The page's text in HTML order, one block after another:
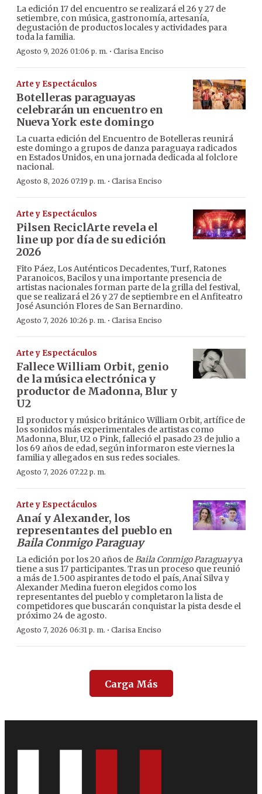
La edición 17 del encuentro se realizará el 26 y 27 de
setiembre, con música, gastronomía, artesanía,
degustación de productos locales y actividades para
toda la familia.
Agosto 9, 2026 01:06 p. m. · Clarisa Enciso
Arte y Espectáculos
Botelleras paraguayas
celebrarán un encuentro en
Nueva York este domingo
La cuarta edición del Encuentro de Botelleras reunirá
este domingo a grupos de danza paraguaya radicados
en Estados Unidos, en una jornada dedicada al folclore
nacional.
Agosto 8, 2026 07:19 p. m. · Clarisa Enciso
Arte y Espectáculos
Pilsen ReciclArte revela el
line up por día de su edición
2026
Fito Páez, Los Auténticos Decadentes, Turf, Ratones
Paranoicos, Bacilos y una importante presencia de
artistas nacionales forman parte de la grilla del festival,
que se realizará el 26 y 27 de septiembre en el Anfiteatro
José Asunción Flores de San Bernardino.
Agosto 7, 2026 10:26 p. m. · Clarisa Enciso
Arte y Espectáculos
Fallece William Orbit, genio
de la música electrónica y
productor de Madonna, Blur y
U2
El productor y músico británico William Orbit, artífice de
los sonidos más experimentales de artistas como
Madonna, Blur, U2 o Pink, falleció el pasado 23 de julio a
los 69 años de edad, según informaron este viernes la
familia y allegados en sus redes sociales.
Agosto 7, 2026 07:22 p. m.
Arte y Espectáculos
Anaí y Alexander, los
representantes del pueblo en
Baila Conmigo Paraguay
La edición por los 20 años deBaila Conmigo Paraguayya
tiene a sus 17 participantes. Tras un proceso que reunió
a más de 1.500 aspirantes de todo el país, Anaí Silva y
Alexander Medina fueron elegidos como los
representantes del pueblo y completaron la lista de
competidores que buscarán conquistar la pista desde el
próximo 24 de agosto.
Agosto 7, 2026 06:31 p. m. · Clarisa Enciso
Carga Más